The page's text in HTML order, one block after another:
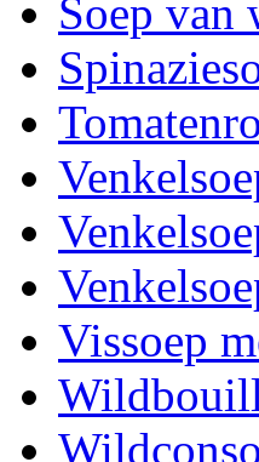
Soep van
Vissoep